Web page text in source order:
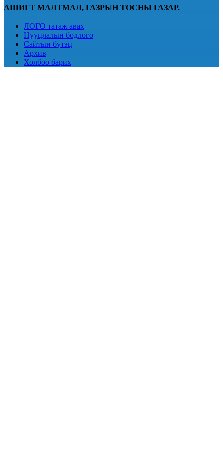
АШИГТ МАЛТМАЛ, ГАЗРЫН ТОСНЫ ГАЗАР.
ЛОГО татаж авах
Нууцлалын бодлого
Сайтын бүтэц
Архив
Холбоо барих